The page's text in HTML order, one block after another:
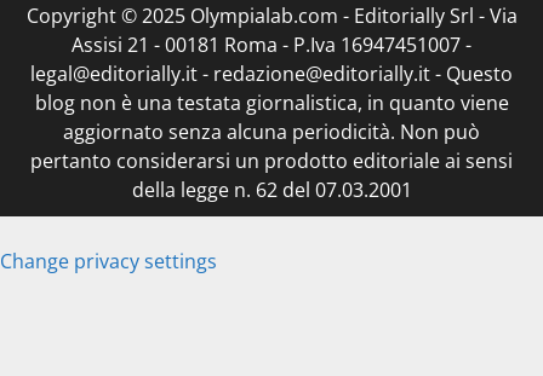
Copyright © 2025 Olympialab.com - Editorially Srl - Via
Assisi 21 - 00181 Roma - P.Iva 16947451007 -
legal@editorially.it - redazione@editorially.it - Questo
blog non è una testata giornalistica, in quanto viene
aggiornato senza alcuna periodicità. Non può
pertanto considerarsi un prodotto editoriale ai sensi
della legge n. 62 del 07.03.2001
Change privacy settings